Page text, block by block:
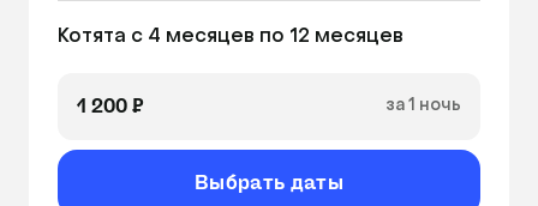
Котята с 4 месяцев по 12 месяцев
1 200 ₽ за 1 ночь
Выбрать даты